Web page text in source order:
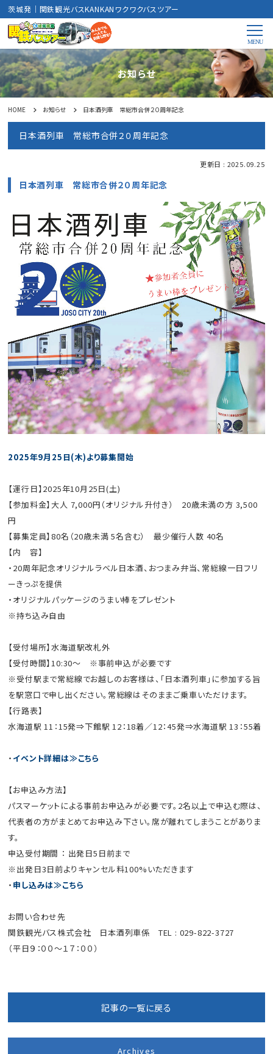
茨城発｜関鉄観光バスKANKANワクワクバスツアー
お知らせ
HOME お知らせ 日本酒列車 常総市合併２０周年記念
日本酒列車 常総市合併２０周年記念
更新日 : 2025.09.25
日本酒列車 常総市合併２０周年記念
2025年9月25日(木)より募集開始
【運行日】2025年10月25日(土)
【参加料金】大人 7,000円（オリジナル升付き） 20歳未満の方 3,500
円
【募集定員】80名（20歳未満 5名含む） 最少催行人数 40名
【内 容】
・20周年記念オリジナルラベル日本酒、おつまみ弁当、常総線一日フリ
ーきっぷを提供
・オリジナルパッケージのうまい棒をプレゼント
※持ち込み自由
【受付場所】水海道駅改札外
【受付時間】10:30～ ※事前申込が必要です
※受付駅まで常総線でお越しのお客様は、「日本酒列車」に参加する旨
を駅窓口で申し出ください。常総線はそのままご乗車いただけます。
【行路表】
水海道駅 11：15発⇒下館駅 12：18着／12：45発⇒水海道駅 13：55着
・ イベント詳細は≫こちら
【お申込み方法】
パスマーケットによる事前お申込みが必要です。2名以上で申込む際は、
代表者の方がまとめてお申込み下さい。席が離れてしまうことがありま
す。
申込受付期間 ： 出発日5日前まで
※出発日3日前よりキャンセル料100%いただきます
・ 申し込みは≫こちら
お問い合わせ先
関鉄観光バス株式会社 日本酒列車係 TEL : 029-822-3727
（平日９：００～１７：００）
記事の一覧に戻る
Archives